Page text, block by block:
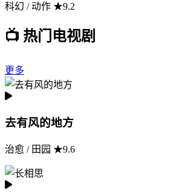
科幻 / 动作 ★9.2
📺 热门电视剧
更多
去有风的地方
治愈 / 田园 ★9.6